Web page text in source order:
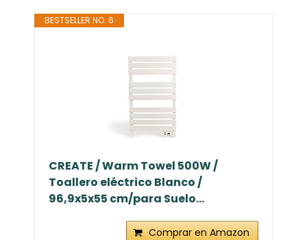
BESTSELLER NO. 6
CREATE / Warm Towel 500W /
Toallero eléctrico Blanco /
96,9x5x55 cm/para Suelo...
Comprar en Amazon